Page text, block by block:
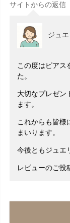
サイトからの返信
ジュ
この度はピアス
た。
大切なプレゼン
ます。
これからも皆様
まいります。
今後ともジュエ
レビューのご投